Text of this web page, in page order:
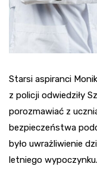
Starsi aspiranci
z policji odwiedziły
porozmawiać z
bezpieczeństwa
było uwrażliwienie
letniego wypoczynku.